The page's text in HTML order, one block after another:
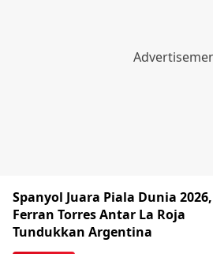
Spanyol Juara Piala Dunia 2026,
Ferran Torres Antar La Roja
Tundukkan Argentina